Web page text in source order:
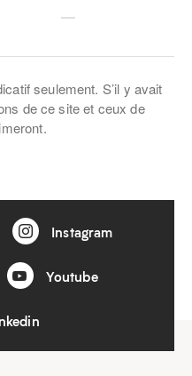
seulement. S’il y avait
de ce site et ceux de
Instagram
Youtube